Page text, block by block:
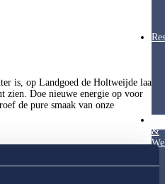
&
is, op Landgoed de Holtweijde laat
zien. Doe nieuwe energie op voor
de pure smaak van onze